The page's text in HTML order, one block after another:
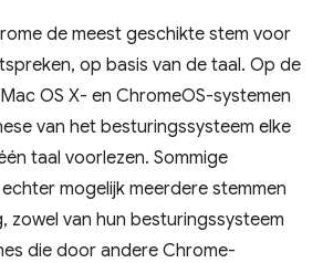
de meest geschikte stem voor
op basis van de taal. Op de
OS X- en ChromeOS-systemen
van het besturingssysteem elke
taal voorlezen. Sommige
mogelijk meerdere stemmen
zowel van hun besturingssysteem
die door andere Chrome-